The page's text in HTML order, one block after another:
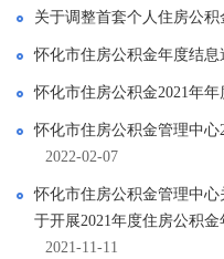
关于调整首套个人住房公
怀化市住房公积金年度结息
怀化市住房公积金2021年年
怀化市住房公积金管理中心
2022-02-07
怀化市住房公积金管理中
于开展2021年度住房公积
2021-11-11